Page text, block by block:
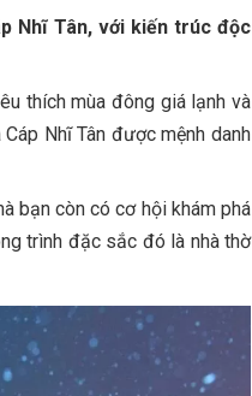
Nhĩ Tân, với kiến trúc độc
thích mùa đông giá lạnh và
Nhĩ Tân được mệnh danh
bạn còn có cơ hội khám phá
trình đặc sắc đó là nhà thờ